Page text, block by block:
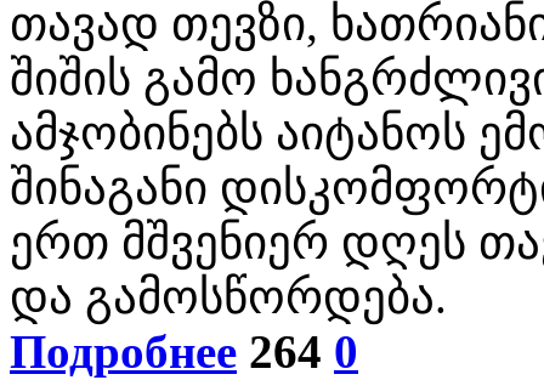
თავად თევზი,
შიშის გამო
ამჯობინებს აიტანოს
შინაგანი
ერთ მშვენიერ დღეს
და გამოსწორდება.
Подробнее 264 0